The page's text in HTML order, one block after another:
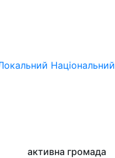
Національний
активна громада